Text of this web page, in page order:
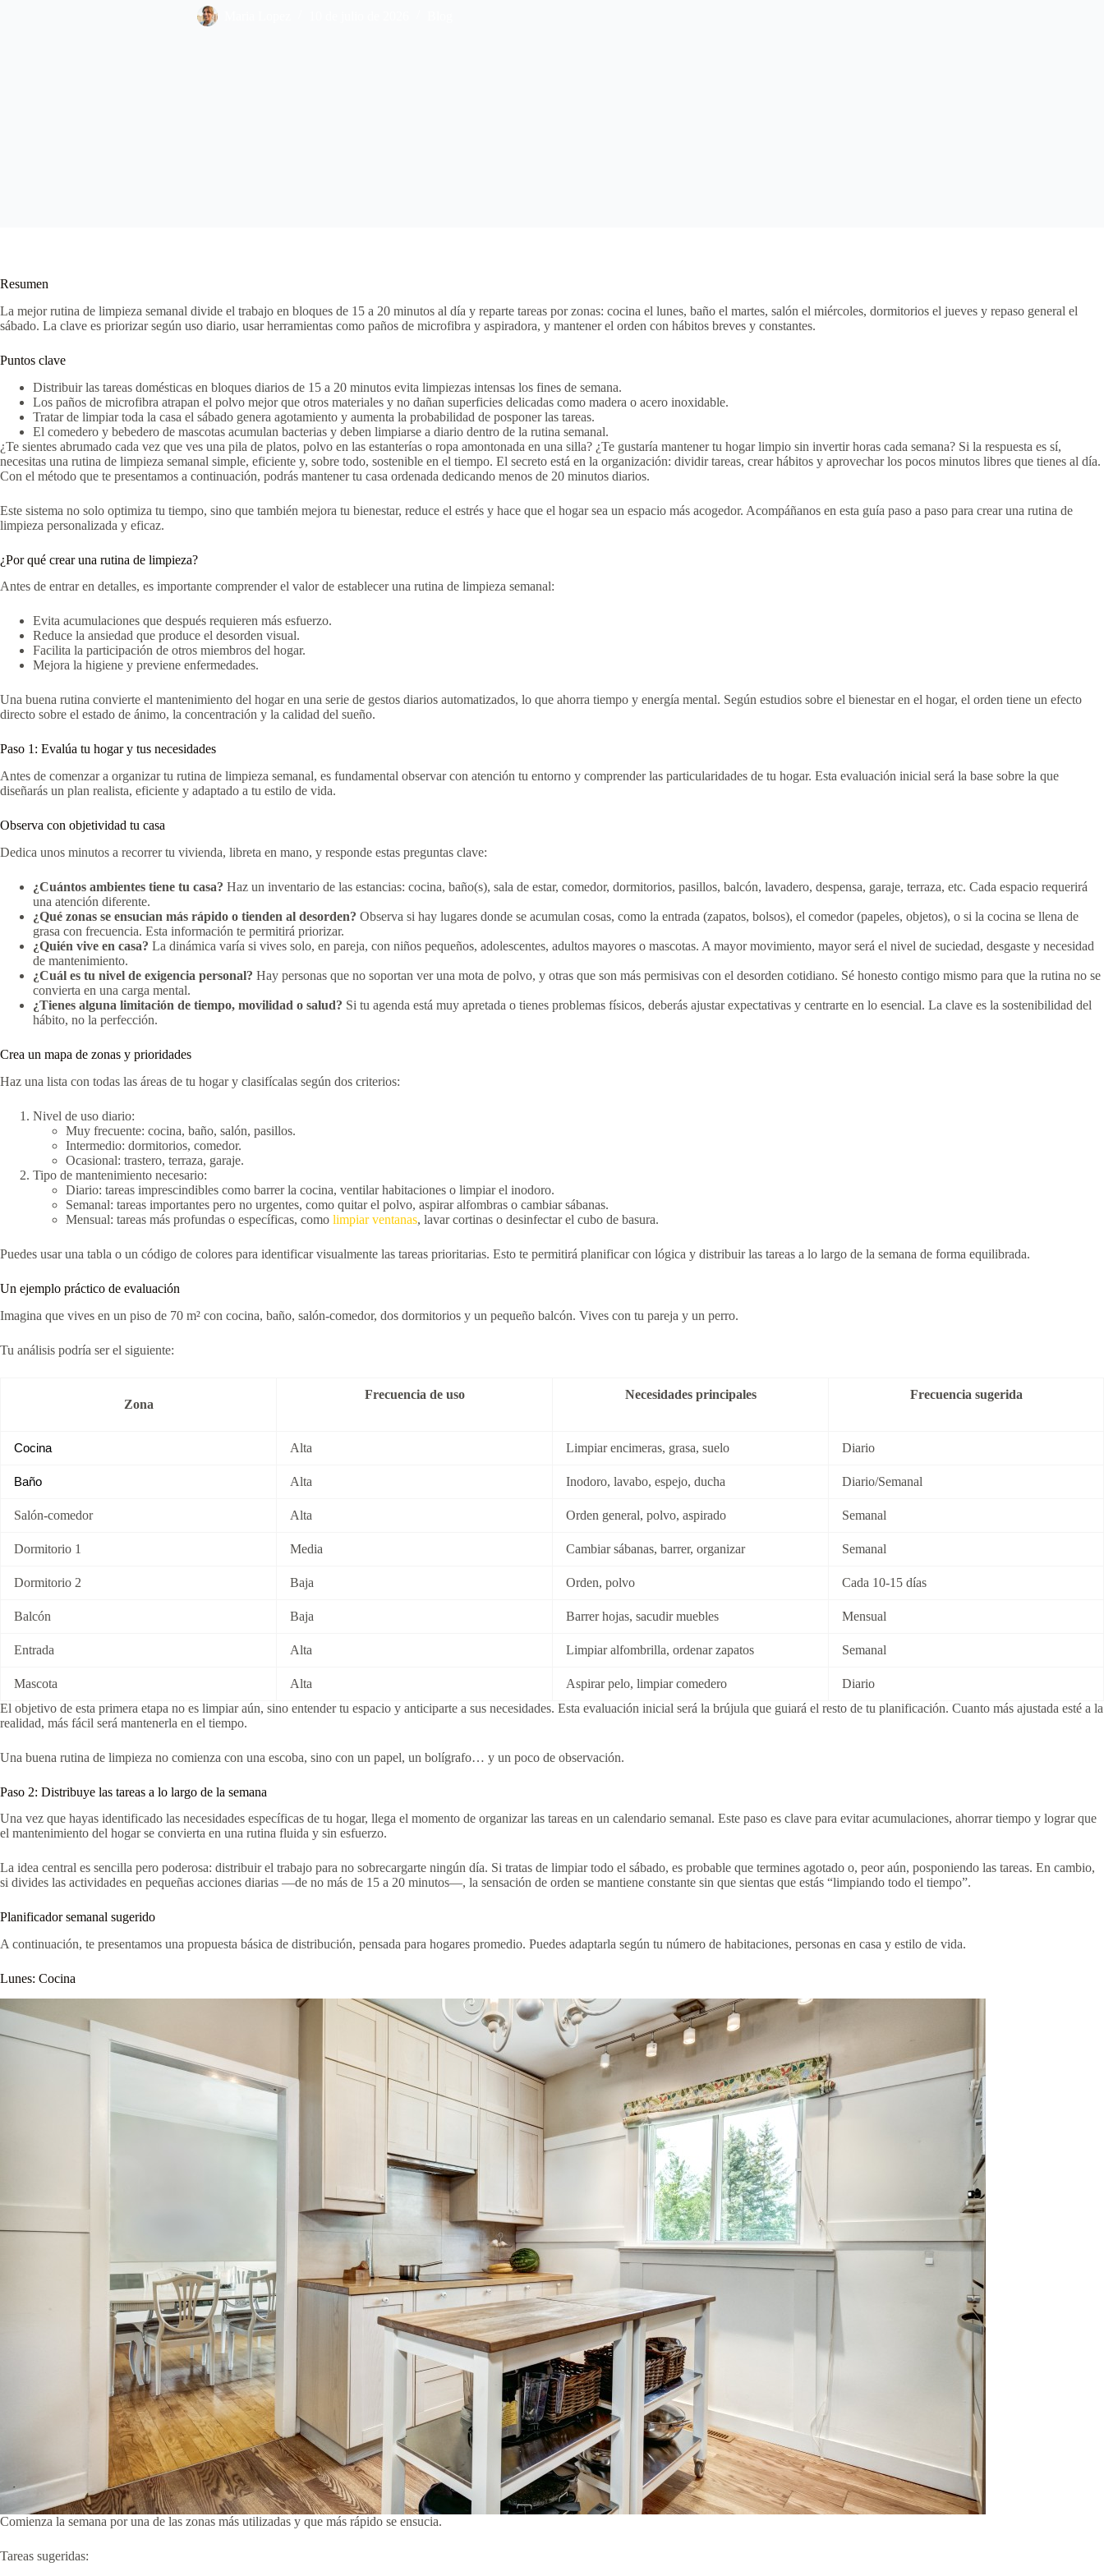
Resumen
La mejor rutina de limpieza semanal divide el trabajo en bloques de 15 a 20 minutos al día y reparte tareas por zonas: cocina el lunes, baño el martes, salón el miércoles, dormitorios el jueves y repaso general el
sábado. La clave es priorizar según uso diario, usar herramientas como paños de microfibra y aspiradora, y mantener el orden con hábitos breves y constantes.
Puntos clave
Distribuir las tareas domésticas en bloques diarios de 15 a 20 minutos evita limpiezas intensas los fines de semana.
Los paños de microfibra atrapan el polvo mejor que otros materiales y no dañan superficies delicadas como madera o acero inoxidable.
Tratar de limpiar toda la casa el sábado genera agotamiento y aumenta la probabilidad de posponer las tareas.
El comedero y bebedero de mascotas acumulan bacterias y deben limpiarse a diario dentro de la rutina semanal.
¿Te sientes abrumado cada vez que ves una pila de platos, polvo en las estanterías o ropa amontonada en una silla? ¿Te gustaría mantener tu hogar limpio sin invertir horas cada semana? Si la respuesta es sí,
necesitas una rutina de limpieza semanal simple, eficiente y, sobre todo, sostenible en el tiempo. El secreto está en la organización: dividir tareas, crear hábitos y aprovechar los pocos minutos libres que tienes al día.
Con el método que te presentamos a continuación, podrás mantener tu casa ordenada dedicando menos de 20 minutos diarios.
Este sistema no solo optimiza tu tiempo, sino que también mejora tu bienestar, reduce el estrés y hace que el hogar sea un espacio más acogedor. Acompáñanos en esta guía paso a paso para crear una rutina de
limpieza personalizada y eficaz.
¿Por qué crear una rutina de limpieza?
Antes de entrar en detalles, es importante comprender el valor de establecer una rutina de limpieza semanal:
Evita acumulaciones que después requieren más esfuerzo.
Reduce la ansiedad que produce el desorden visual.
Facilita la participación de otros miembros del hogar.
Mejora la higiene y previene enfermedades.
Una buena rutina convierte el mantenimiento del hogar en una serie de gestos diarios automatizados, lo que ahorra tiempo y energía mental. Según estudios sobre el bienestar en el hogar, el orden tiene un efecto
directo sobre el estado de ánimo, la concentración y la calidad del sueño.
Paso 1: Evalúa tu hogar y tus necesidades
Antes de comenzar a organizar tu rutina de limpieza semanal, es fundamental observar con atención tu entorno y comprender las particularidades de tu hogar. Esta evaluación inicial será la base sobre la que
diseñarás un plan realista, eficiente y adaptado a tu estilo de vida.
Observa con objetividad tu casa
Dedica unos minutos a recorrer tu vivienda, libreta en mano, y responde estas preguntas clave:
¿Cuántos ambientes tiene tu casa? Haz un inventario de las estancias: cocina, baño(s), sala de estar, comedor, dormitorios, pasillos, balcón, lavadero, despensa, garaje, terraza, etc. Cada espacio requerirá
una atención diferente.
¿Qué zonas se ensucian más rápido o tienden al desorden? Observa si hay lugares donde se acumulan cosas, como la entrada (zapatos, bolsos), el comedor (papeles, objetos), o si la cocina se llena de
grasa con frecuencia. Esta información te permitirá priorizar.
¿Quién vive en casa? La dinámica varía si vives solo, en pareja, con niños pequeños, adolescentes, adultos mayores o mascotas. A mayor movimiento, mayor será el nivel de suciedad, desgaste y necesidad
de mantenimiento.
¿Cuál es tu nivel de exigencia personal? Hay personas que no soportan ver una mota de polvo, y otras que son más permisivas con el desorden cotidiano. Sé honesto contigo mismo para que la rutina no se
convierta en una carga mental.
¿Tienes alguna limitación de tiempo, movilidad o salud? Si tu agenda está muy apretada o tienes problemas físicos, deberás ajustar expectativas y centrarte en lo esencial. La clave es la sostenibilidad del
hábito, no la perfección.
Crea un mapa de zonas y prioridades
Haz una lista con todas las áreas de tu hogar y clasifícalas según dos criterios:
Nivel de uso diario:
Muy frecuente: cocina, baño, salón, pasillos.
Intermedio: dormitorios, comedor.
Ocasional: trastero, terraza, garaje.
Tipo de mantenimiento necesario:
Diario: tareas imprescindibles como barrer la cocina, ventilar habitaciones o limpiar el inodoro.
Semanal: tareas importantes pero no urgentes, como quitar el polvo, aspirar alfombras o cambiar sábanas.
Mensual: tareas más profundas o específicas, como limpiar ventanas, lavar cortinas o desinfectar el cubo de basura.
Puedes usar una tabla o un código de colores para identificar visualmente las tareas prioritarias. Esto te permitirá planificar con lógica y distribuir las tareas a lo largo de la semana de forma equilibrada.
Un ejemplo práctico de evaluación
Imagina que vives en un piso de 70 m² con cocina, baño, salón-comedor, dos dormitorios y un pequeño balcón. Vives con tu pareja y un perro.
Tu análisis podría ser el siguiente:
Zona
Frecuencia de uso Necesidades principales Frecuencia sugerida
Cocina Alta Limpiar encimeras, grasa, suelo Diario
Baño Alta Inodoro, lavabo, espejo, ducha Diario/Semanal
Salón-comedor Alta Orden general, polvo, aspirado Semanal
Dormitorio 1 Media Cambiar sábanas, barrer, organizar Semanal
Dormitorio 2 Baja Orden, polvo Cada 10-15 días
Balcón Baja Barrer hojas, sacudir muebles Mensual
Entrada Alta Limpiar alfombrilla, ordenar zapatos Semanal
Mascota Alta Aspirar pelo, limpiar comedero
Diario
El objetivo de esta primera etapa no es limpiar aún, sino entender tu espacio y anticiparte a sus necesidades. Esta evaluación inicial será la brújula que guiará el resto de tu planificación. Cuanto más ajustada esté a la
realidad, más fácil será mantenerla en el tiempo.
Una buena rutina de limpieza no comienza con una escoba, sino con un papel, un bolígrafo… y un poco de observación.
Paso 2: Distribuye las tareas a lo largo de la semana
Una vez que hayas identificado las necesidades específicas de tu hogar, llega el momento de organizar las tareas en un calendario semanal. Este paso es clave para evitar acumulaciones, ahorrar tiempo y lograr que
el mantenimiento del hogar se convierta en una rutina fluida y sin esfuerzo.
La idea central es sencilla pero poderosa: distribuir el trabajo para no sobrecargarte ningún día. Si tratas de limpiar todo el sábado, es probable que termines agotado o, peor aún, posponiendo las tareas. En cambio,
si divides las actividades en pequeñas acciones diarias —de no más de 15 a 20 minutos—, la sensación de orden se mantiene constante sin que sientas que estás “limpiando todo el tiempo”.
Planificador semanal sugerido
A continuación, te presentamos una propuesta básica de distribución, pensada para hogares promedio. Puedes adaptarla según tu número de habitaciones, personas en casa y estilo de vida.
Lunes: Cocina
Comienza la semana por una de las zonas más utilizadas y que más rápido se ensucia.
Tareas sugeridas: